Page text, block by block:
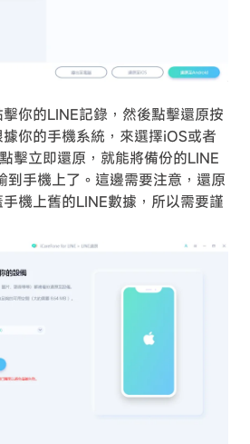
你的LINE記錄，然後點擊還原按
你的手機系統，來選擇iOS或者
擊立即還原，就能將備份的LINE
到手機上了。這邊需要注意，還原
機上舊的LINE數據，所以需要謹